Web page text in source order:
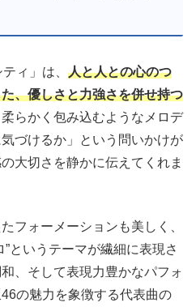
ィ」は、 人と人との心のつ
、優しさと力強さを併せ持つ
らかく包み込むようなメロデ
づけるか」という問いかけが
大切さを静かに伝えてくれま
フォーメーションも美しく、
というテーマが繊細に表現さ
、そして表現力豊かなパフォ
の魅力を象徴する代表曲の